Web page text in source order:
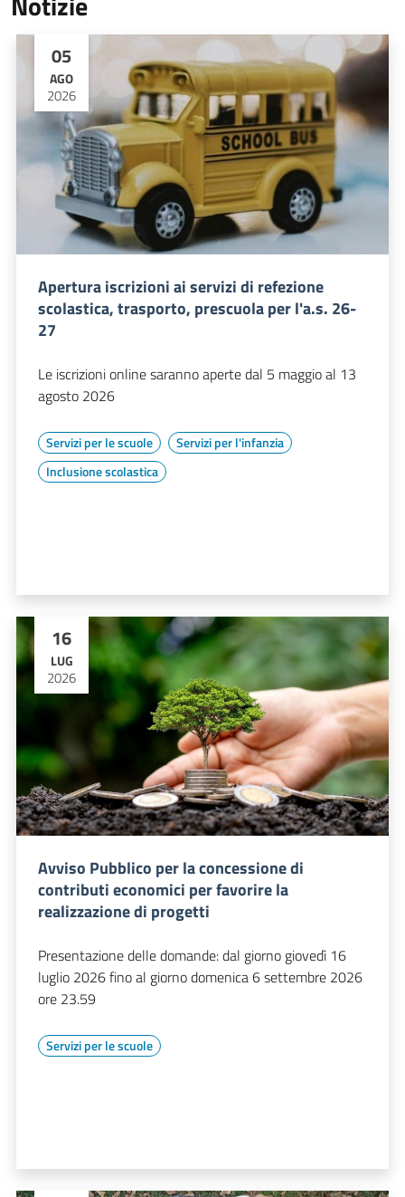
05
AGO
2026
Apertura iscrizioni ai servizi di refezione
scolastica, trasporto, prescuola per l'a.s. 26-
27
Le iscrizioni online saranno aperte dal 5 maggio al 13
agosto 2026
Servizi per le scuole
Servizi per l'infanzia
Inclusione scolastica
16
LUG
2026
Avviso Pubblico per la concessione di
contributi economici per favorire la
realizzazione di progetti
Presentazione delle domande: dal giorno giovedì 16
luglio 2026 fino al giorno domenica 6 settembre 2026
ore 23.59
Servizi per le scuole